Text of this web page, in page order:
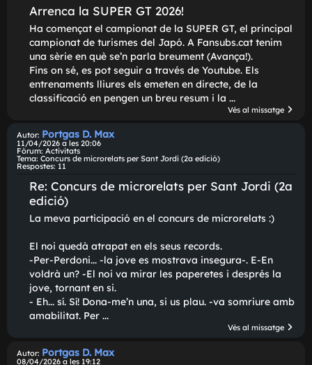
1. Materials: Caldrà una ...
Vés al
Autor: Portgas D. Max
20/04/2026 a les 22:29
Fòrum: Altres temes
Tema:Arrenca la SUPER GT 2026!
Respostes:1
Ha començat el campionat de la SUPER GT, el
campionat de turismes del Japó. A Fansubs.cat
una sèrie en què se'n parla breument (Avança!).
entrenaments lliures els emeten en directe, de la
classificació en pengen un breu resum i la ...
Vés al
Autor:Portgas D. Max
11/04/2026 a les 20:06
Fòrum: Activitats
Tema:Concurs de microrelats per Sant Jordi (2a edició)
Respostes:11
Re: Concurs de microrelats per Sant Jordi
edició)